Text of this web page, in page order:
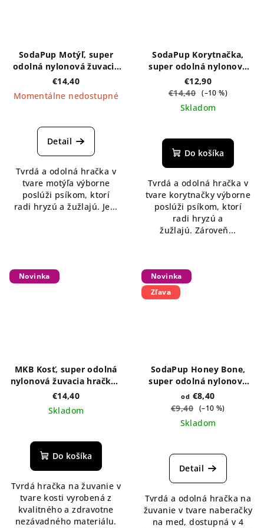
SodaPup Motýľ, super
odolná nylonová žuvacia
hračka - hnedá
€14,40
Momentálne nedostupné
Detail
Tvrdá a odolná hračka v
tvare motýľa výborne
poslúži psíkom, ktorí
radi hryzú a žužlajú. Je...
SodaPup Korytnačka,
super odolná nylonová
žuvacia hračka - hnedá
€12,90
€14,40 (–10 %)
Skladom
Do košíka
Tvrdá a odolná hračka v
tvare korytnačky výborne
poslúži psíkom, ktorí
radi hryzú a
žužlajú. Zároveň...
Novinka
MKB Kosť, super odolná
nylonová žuvacia hračka -
hnedá
€14,40
Skladom
Do košíka
Tvrdá hračka na žuvanie v
tvare kosti vyrobená z
kvalitného a zdravotne
nezávadného materiálu.
Novinka
Zľava
SodaPup Honey Bone,
super odolná nylonová
žuvacia hračka - rôzne
veľkosti
od €8,40
€9,40 (–10 %)
Skladom
Detail
Tvrdá a odolná hračka na
žuvanie v tvare naberačky
na med, dostupná v 4